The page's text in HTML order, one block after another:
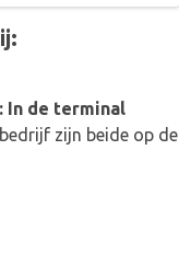
In de terminal
zijn beide op de